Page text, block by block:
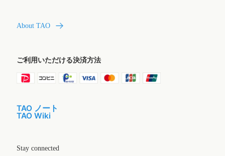
About TAO
ご利用いただける決済方法
TAO ノート
TAO Wiki
Stay connected